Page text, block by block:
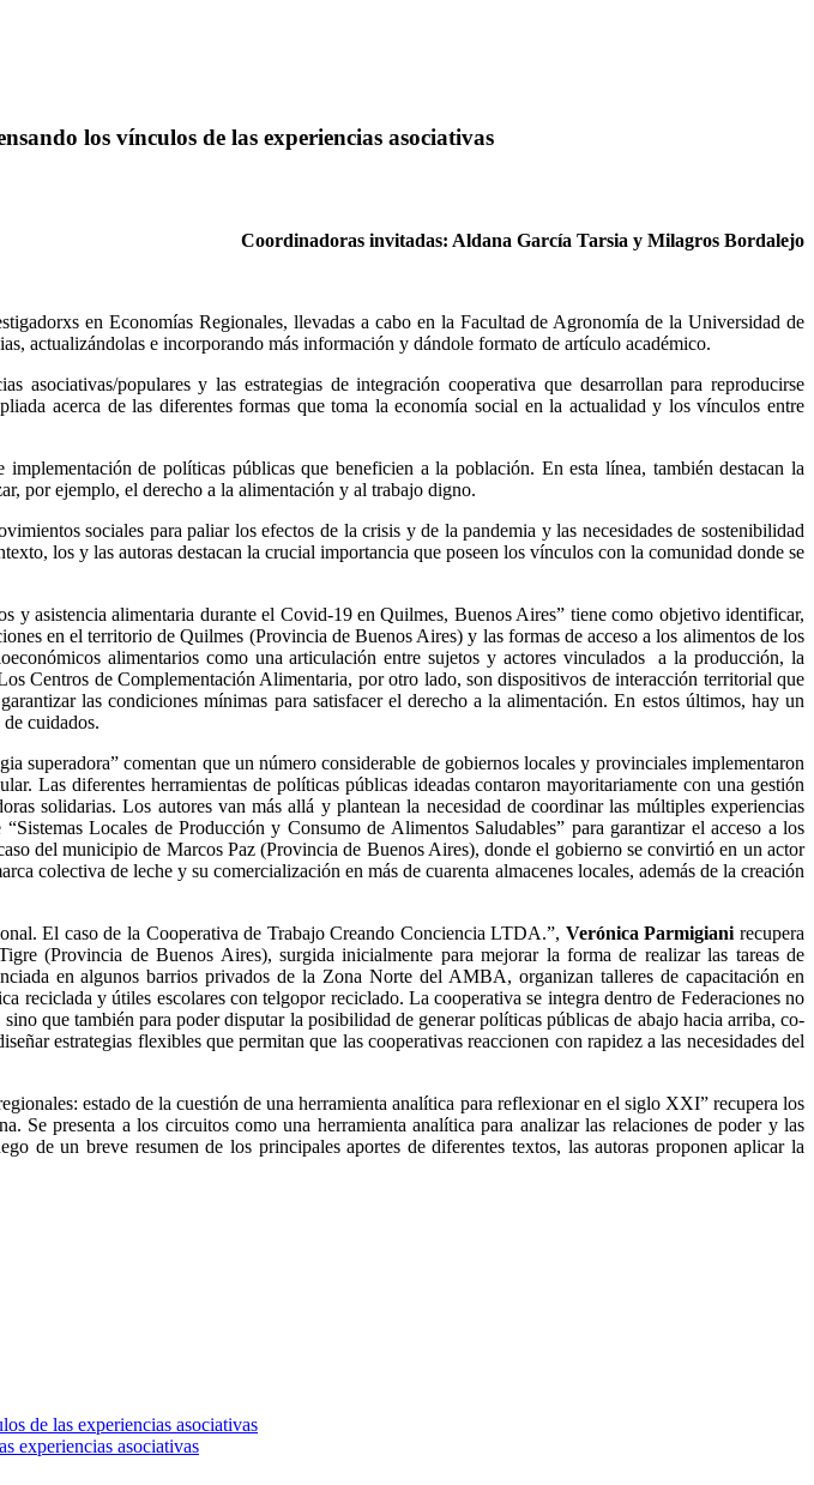
los vínculos de las experiencias asociativas
Coordinadoras invitadas: Aldana García Tarsia y Milagros Bordalejo
en Economías Regionales, llevadas a cabo en la Facultad de Agronomía de la Universidad de
actualizándolas e incorporando más información y dándole formato de artículo académico.
populares y las estrategias de integración cooperativa que desarrollan para reproducirse
acerca de las diferentes formas que toma la economía social en la actualidad y los vínculos entre
de políticas públicas que beneficien a la población. En esta línea, también destacan la
por ejemplo, el derecho a la alimentación y al trabajo digno.
sociales para paliar los efectos de la crisis y de la pandemia y las necesidades de sostenibilidad
los y las autoras destacan la crucial importancia que poseen los vínculos con la comunidad donde se
y asistencia alimentaria durante el Covid-19 en Quilmes, Buenos Aires” tiene como objetivo identificar,
en el territorio de Quilmes (Provincia de Buenos Aires) y las formas de acceso a los alimentos de los
alimentarios como una articulación entre sujetos y actores vinculados
a la producción, la
Centros de Complementación Alimentaria, por otro lado, son dispositivos de interacción territorial que
las condiciones mínimas para satisfacer el derecho a la alimentación. En estos últimos, hay un
cuidados.
superadora” comentan que un número considerable de gobiernos locales y provinciales implementaron
Las diferentes herramientas de políticas públicas ideadas contaron mayoritariamente con una gestión
solidarias. Los autores van más allá y plantean la necesidad de coordinar las múltiples experiencias
Locales de Producción y Consumo de Alimentos Saludables” para garantizar el acceso a los
del municipio de Marcos Paz (Provincia de Buenos Aires), donde el gobierno se convirtió en un actor
colectiva de leche y su comercialización en más de cuarenta almacenes locales, además de la creación
El caso de la Cooperativa de Trabajo Creando Conciencia LTDA.”, Verónica Parmigiani recupera
(Provincia de Buenos Aires), surgida inicialmente para mejorar la forma de realizar las tareas de
en algunos barrios privados de la Zona Norte del AMBA, organizan talleres de capacitación en
reciclada y útiles escolares con telgopor reciclado. La cooperativa se integra dentro de Federaciones no
que también para poder disputar la posibilidad de generar políticas públicas de abajo hacia arriba, co-
estrategias flexibles que permitan que las cooperativas reaccionen con rapidez a las necesidades del
estado de la cuestión de una herramienta analítica para reflexionar en el siglo XXI” recupera los
Se presenta a los circuitos como una herramienta analítica para analizar las relaciones de poder y las
de un breve resumen de los principales aportes de diferentes textos, las autoras proponen aplicar la
de las experiencias asociativas
experiencias asociativas